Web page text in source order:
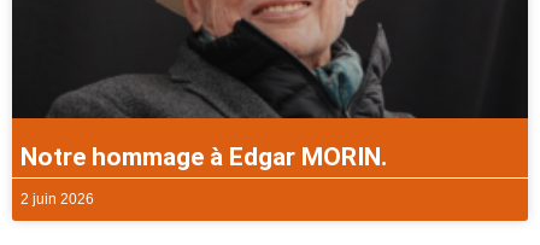
Notre hommage à Edgar MORIN.
2 juin 2026